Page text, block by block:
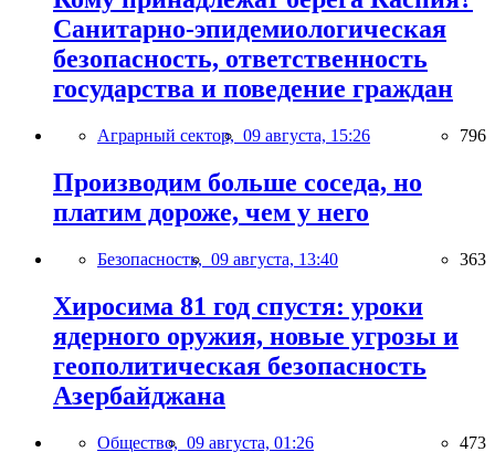
Санитарно-эпидемиологическая
безопасность, ответственность
государства и поведение граждан
Аграрный сектор, 09 августа, 15:26 796
Производим больше соседа, но
платим дороже, чем у него
Безопасность, 09 августа, 13:40 363
Хиросима 81 год спустя: уроки
ядерного оружия, новые угрозы и
геополитическая безопасность
Азербайджана
Общество, 09 августа, 01:26 473